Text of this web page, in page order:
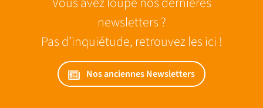
newsletters ?
Pas d’inquiétude, retrouvez les ici !
Nos anciennes Newsletters